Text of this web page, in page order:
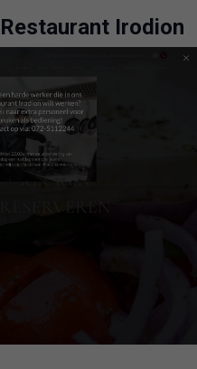
Irodion